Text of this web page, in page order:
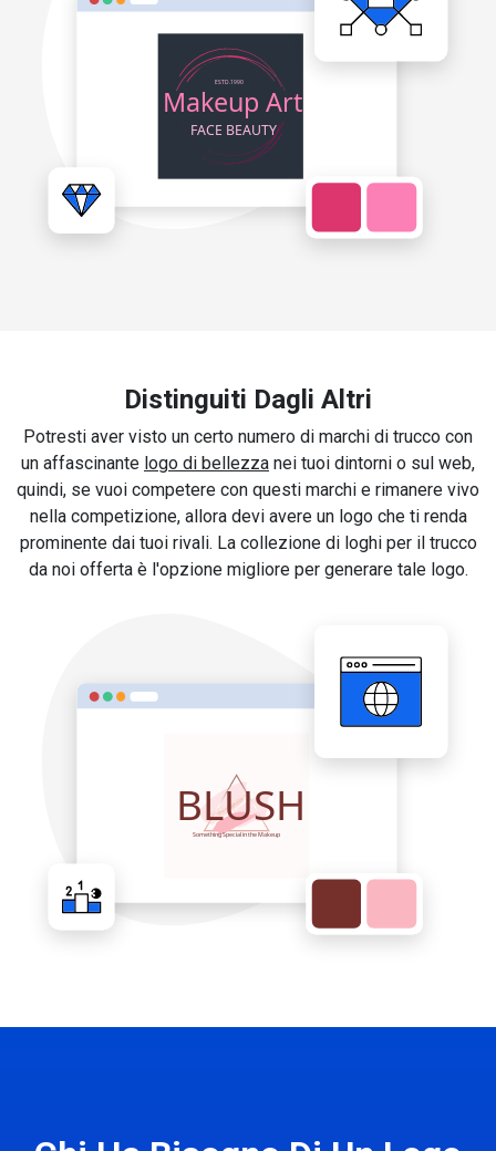
Distinguiti Dagli Altri
Potresti aver visto un certo numero di marchi di trucco con
un affascinante logo di bellezza nei tuoi dintorni o sul web,
quindi, se vuoi competere con questi marchi e rimanere vivo
nella competizione, allora devi avere un logo che ti renda
prominente dai tuoi rivali. La collezione di loghi per il trucco
da noi offerta è l'opzione migliore per generare tale logo.